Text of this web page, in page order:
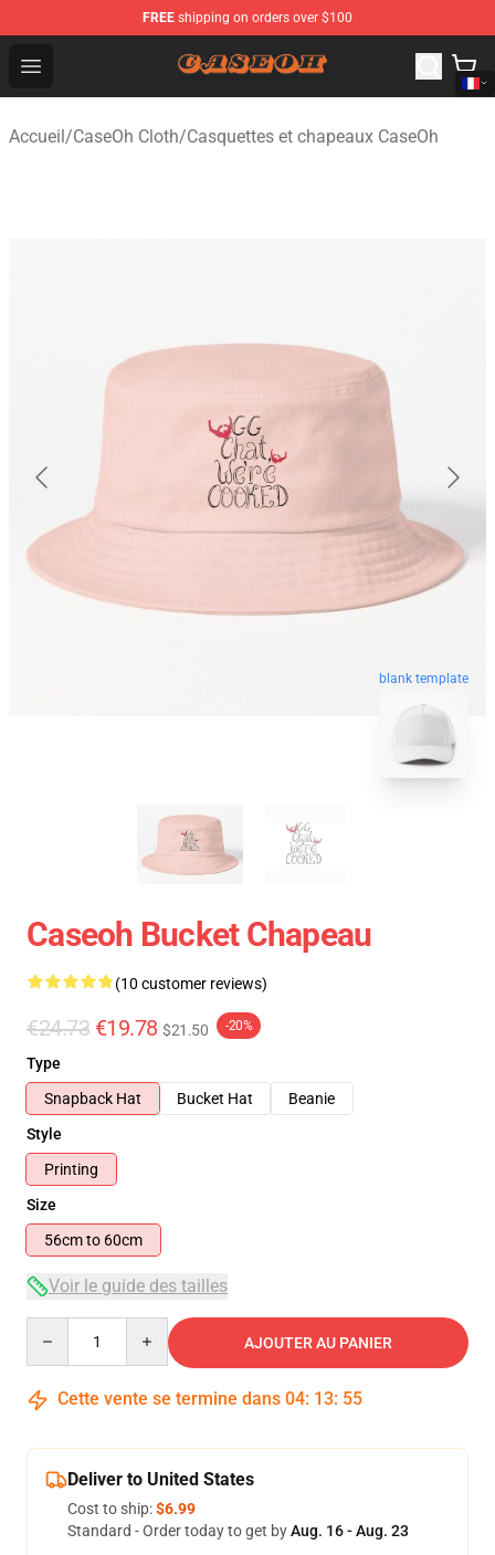
FREE shipping on orders over $100
Open menu
CaseOh Shop - Official CaseOh Merchandise Store
Accueil/CaseOh Cloth/Casquettes et chapeaux CaseOh
blank template
Caseoh Bucket Chapeau
(10 customer reviews)
€24.73 €19.78 $21.50 -20%
Type
Snapback Hat
Bucket Hat
Beanie
Style
Printing
Size
56cm to 60cm
Voir le guide des tailles
AJOUTER AU PANIER
Cette vente se termine dans 04: 13: 54
Deliver to United States
Cost to ship:$6.99
Standard - Order today to get byAug. 16 - Aug. 23